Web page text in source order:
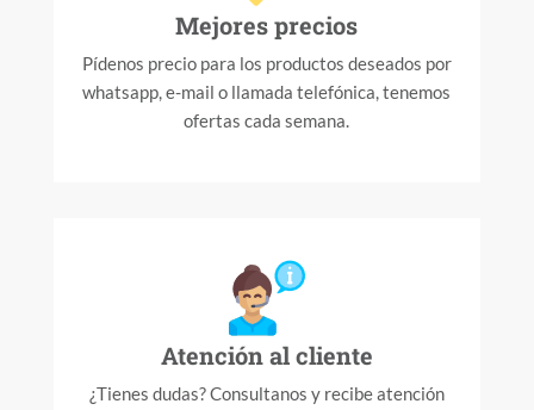
Mejores precios
Pídenos precio para los productos deseados por
whatsapp, e-mail o llamada telefónica, tenemos
ofertas cada semana.
Atención al cliente
¿Tienes dudas? Consultanos y recibe atención